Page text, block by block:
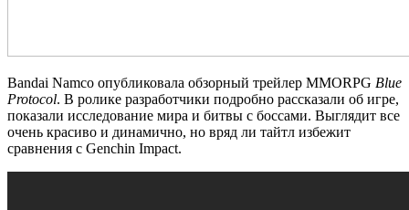
Bandai Namco опубликовала обзорный трейлер MMORPG Blue
Protocol. В ролике разработчики подробно рассказали об игре,
показали исследование мира и битвы с боссами. Выглядит все
очень красиво и динамично, но вряд ли тайтл избежит
сравнения с Genchin Impact.